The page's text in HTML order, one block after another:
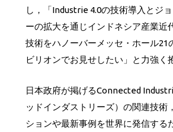
し，「Industrie 4.0の技術導入とジ
ーの拡大を通じインドネシア産業近
技術をハノーバーメッセ・ホール21
ビリオンでお見せしたい」と力強く
日本政府が掲げるConnected
ッドインダストリーズ）の関連技術
ションや最新事例を世界に発信する